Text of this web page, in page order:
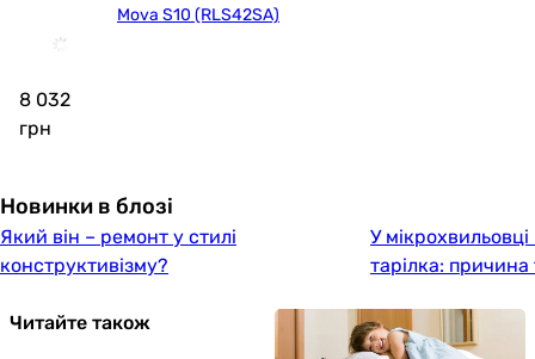
Mova S10 (RLS42SA)
8 032
грн
Новинки в блозі
Який він – ремонт у стилі
конструктивізму?
У
тарілка:
Читайте також